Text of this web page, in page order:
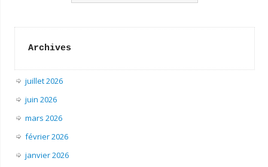
Archives
juillet 2026
juin 2026
mars 2026
février 2026
janvier 2026